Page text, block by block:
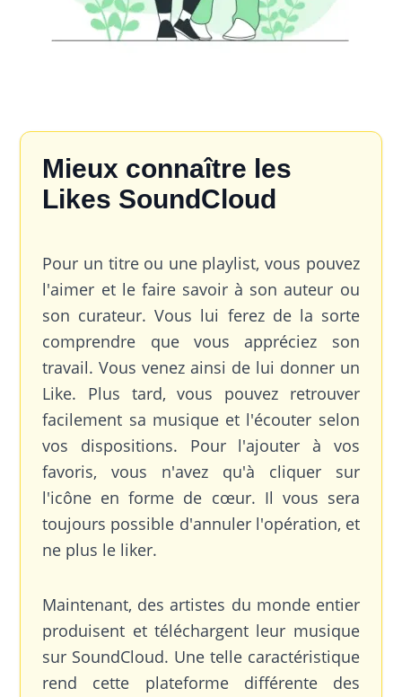
Mieux connaître les
Likes SoundCloud
Pour un titre ou une playlist, vous pouvez
l'aimer et le faire savoir à son auteur ou
son curateur. Vous lui ferez de la sorte
comprendre que vous appréciez son
travail. Vous venez ainsi de lui donner un
Like. Plus tard, vous pouvez retrouver
facilement sa musique et l'écouter selon
vos dispositions. Pour l'ajouter à vos
favoris, vous n'avez qu'à cliquer sur
l'icône en forme de cœur. Il vous sera
toujours possible d'annuler l'opération, et
ne plus le liker.
Maintenant, des artistes du monde entier
produisent et téléchargent leur musique
sur SoundCloud. Une telle caractéristique
rend cette plateforme différente des